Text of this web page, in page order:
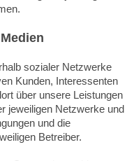
sozialer Netzwerke
Kunden, Interessenten
über unsere Leistungen
jeweiligen Netzwerke und
und die
Betreiber.